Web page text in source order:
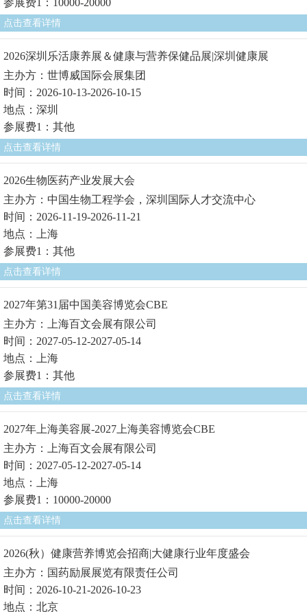
参展费1：10000-20000
点击查看详情
2026深圳乐活康养展＆健康与营养保健品展|深圳健康展
主办方：世博威国际会展集团
时间：2026-10-13-2026-10-15
地点：深圳
参展费1：其他
点击查看详情
2026生物医药产业发展大会
主办方：中国生物工程学会，深圳国际人才交流中心
时间：2026-11-19-2026-11-21
地点：上海
参展费1：其他
点击查看详情
2027年第31届中国美容博览会CBE
主办方：上海百文会展有限公司
时间：2027-05-12-2027-05-14
地点：上海
参展费1：其他
点击查看详情
2027年上海美容展-2027上海美容博览会CBE
主办方：上海百文会展有限公司
时间：2027-05-12-2027-05-14
地点：上海
参展费1：10000-20000
点击查看详情
2026(秋）健康营养博览会招商|大健康行业年度盛会
主办方：国药励展展览有限责任公司
时间：2026-10-21-2026-10-23
地点：北京